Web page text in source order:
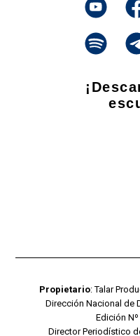
Propietario: Talar
Dirección Nacional de
Edición
Director Periodístico